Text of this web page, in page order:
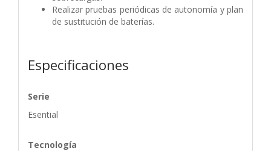
Realizar pruebas periódicas de autonomía y plan
de sustitución de baterías.
Especificaciones
Serie
Esential
Tecnología